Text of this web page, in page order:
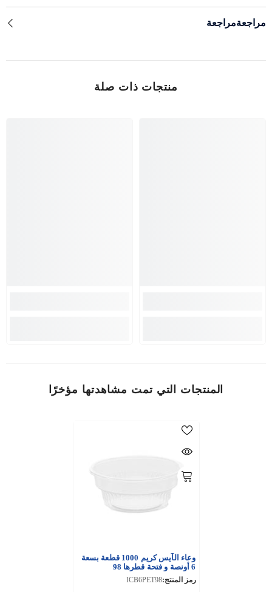
مراجعةمراجعة
منتجات ذات صلة
المنتجات التي تمت مشاهدتها مؤخرًا
وعاء الآيس كريم 1000 قطعة بسعة
6 أونصة و فتحة قطرها 98
رمز المنتج:ICB6PET98